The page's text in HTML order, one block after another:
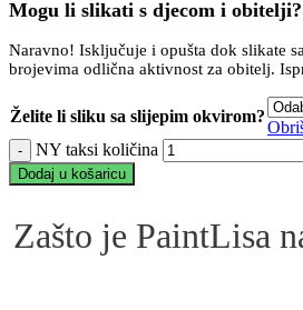
Mogu li slikati s djecom i obitelji?
Naravno! Isključuje i opušta dok slikate
brojevima odlična aktivnost za obitelj.
Želite li sliku sa slijepim okvirom?
NY taksi količina
Dodaj u košaricu
Zašto je PaintLisa